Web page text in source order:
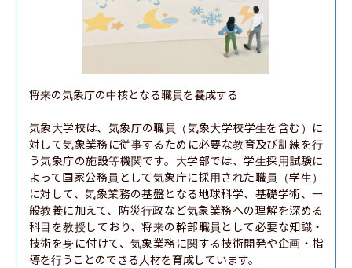
将来の気象庁の中核となる職員を養成する
気象大学校は、気象庁の職員（気象大学校学生を含む）に
対して気象業務に従事するために必要な教育及び訓練を行
う気象庁の施設等機関です。大学部では、学生採用試験に
よって国家公務員として気象庁に採用された職員（学生）
に対して、気象業務の基盤となる地球科学、基礎学術、一
般教養に加えて、防災行政など気象業務への理解を深める
科目を教授しており、将来の幹部職員として必要な知識・
技術を身に付けて、気象業務に関する技術開発や企画・指
導を行うことのできる人材を育成しています。